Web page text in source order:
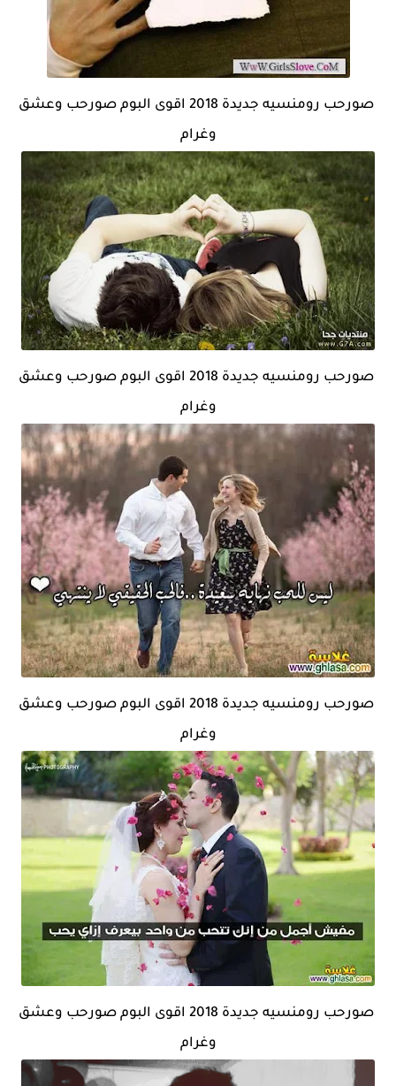
صورحب رومنسيه جديدة 2018 اقوى البوم صورحب وعشق
وغرام
صورحب رومنسيه جديدة 2018 اقوى البوم صورحب وعشق
وغرام
صورحب رومنسيه جديدة 2018 اقوى البوم صورحب وعشق
وغرام
صورحب رومنسيه جديدة 2018 اقوى البوم صورحب وعشق
وغرام